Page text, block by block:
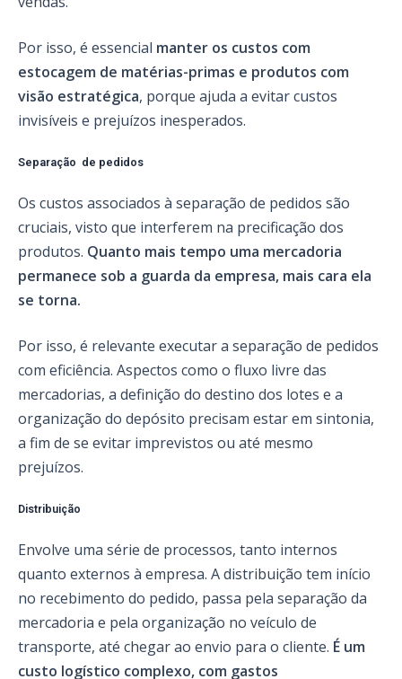
Por isso, é essencial manter os custos com
estocagem de matérias-primas e produtos com
visão estratégica, porque ajuda a evitar custos
invisíveis e prejuízos inesperados.
Separação de pedidos
Os custos associados à separação de pedidos são
cruciais, visto que interferem na precificação dos
produtos. Quanto mais tempo uma mercadoria
permanece sob a guarda da empresa, mais cara ela
se torna.
Por isso, é relevante executar a separação de pedidos
com eficiência. Aspectos como o fluxo livre das
mercadorias, a definição do destino dos lotes e a
organização do depósito precisam estar em sintonia,
a fim de se evitar imprevistos ou até mesmo
prejuízos.
Distribuição
Envolve uma série de processos, tanto internos
quanto externos à empresa. A distribuição tem início
no recebimento do pedido, passa pela separação da
mercadoria e pela organização no veículo de
transporte, até chegar ao envio para o cliente. É um
custo logístico complexo, com gastos